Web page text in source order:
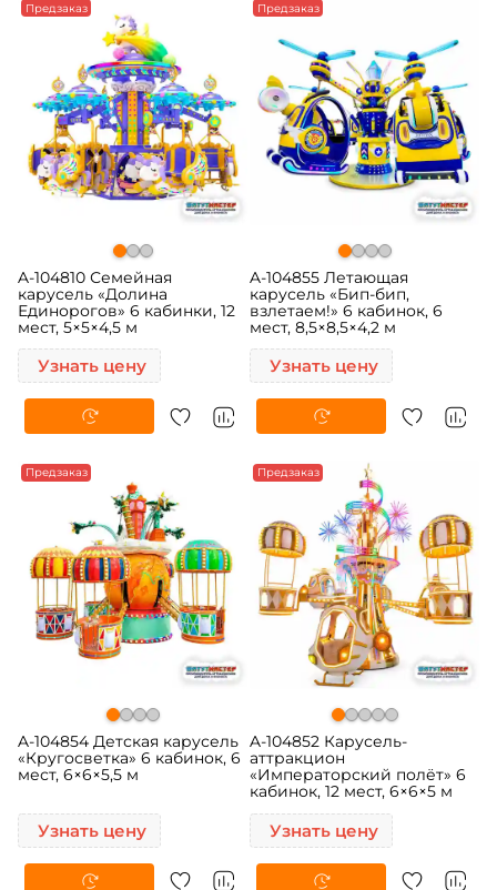
Предзаказ
A-104810 Семейная
карусель «Долина
Единорогов» 6 кабинки, 12
мест, 5×5×4,5 м
Узнать цену
Предзаказ
A-104855 Летающая
карусель «Бип-бип,
взлетаем!» 6 кабинок, 6
мест, 8,5×8,5×4,2 м
Узнать цену
Предзаказ
A-104854 Детская карусель
«Кругосветка» 6 кабинок, 6
мест, 6×6×5,5 м
Узнать цену
Предзаказ
A-104852 Карусель-
аттракцион
«Императорский полёт» 6
кабинок, 12 мест, 6×6×5 м
Узнать цену